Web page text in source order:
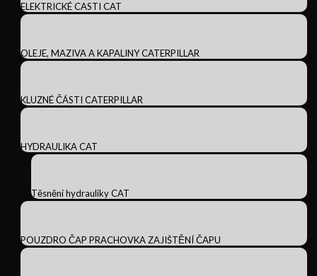
ELEKTRICKÉ CASTI CAT
OLEJE, MAZIVA A KAPALINY CATERPILLAR
KLUZNÉ ČÁSTI CATERPILLAR
HYDRAULIKA CAT
Těsnění hydrauliky CAT
POUZDRO ČAP PRACHOVKA ZAJIŠTĚNÍ ČAPU